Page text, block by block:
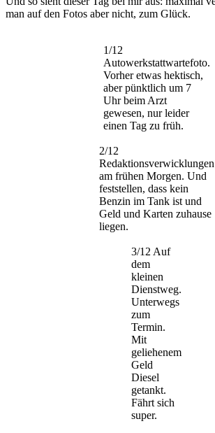
man auf den Fotos aber nicht, zum Glück.
1/12
Autowerkstattwartefoto.
Vorher etwas hektisch,
aber pünktlich um 7
Uhr beim Arzt
gewesen, nur leider
einen Tag zu früh.
2/12
Redaktionsverwicklungen
am frühen Morgen. Und
feststellen, dass kein
Benzin im Tank ist und
Geld und Karten zuhause
liegen.
3/12 Auf
dem
kleinen
Dienstweg.
Unterwegs
zum
Termin.
Mit
geliehenem
Geld
Diesel
getankt.
Fährt sich
super.